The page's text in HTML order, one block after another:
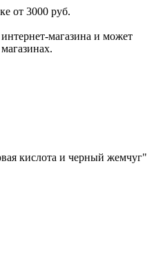
от 3000 руб.
магазина и может
кислота и черный жемчуг"